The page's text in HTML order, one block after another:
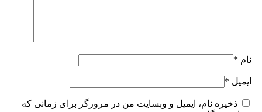
نام *
ایمیل *
ذخیره نام، ایمیل و وبسایت من در مرورگر برای زمانی که